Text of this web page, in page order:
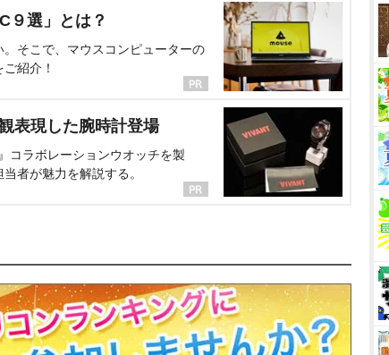
９選」とは？
そこで、マウスコンピューターの
紹介！
表現した腕時計登場
コラボレーションウオッチを製
者が魅力を解説する。